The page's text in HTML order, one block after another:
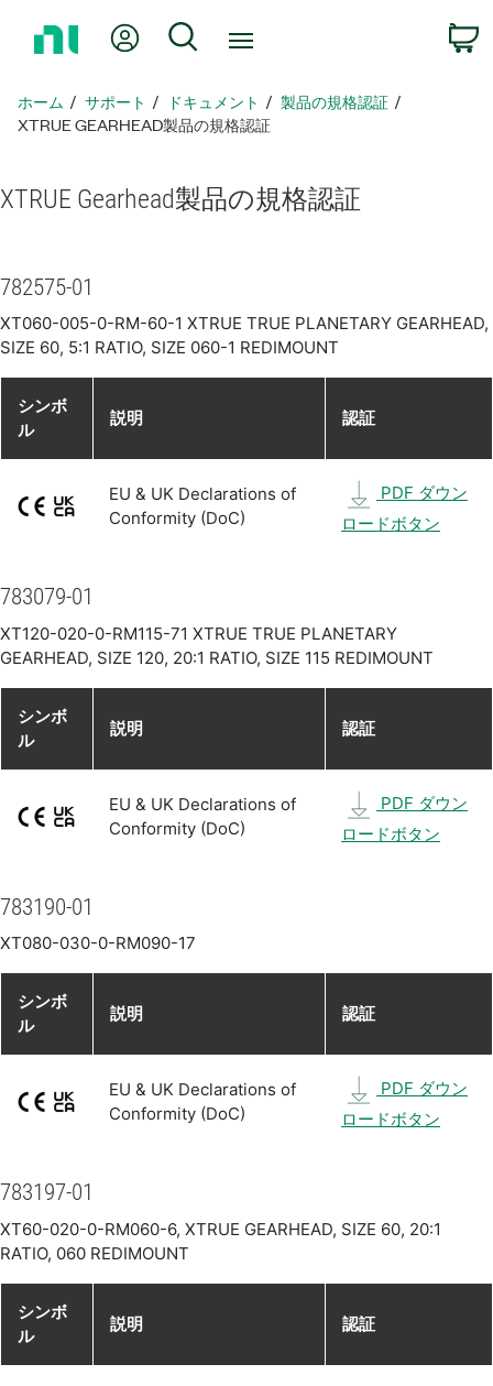
ペ
ー
戻
Myアカウント
検索
ホーム サポート ドキュメント
製品​の​規格​認証
XTRUE GEARHEAD製品​の​規格​認証
XTRUE Gearhead製品​の​規格​認証
782575-01
XT060-005-0-RM-60-1 XTRUE TRUE PLANETARY GEARHEAD,
SIZE 60, 5:1 RATIO, SIZE 060-1 REDIMOUNT
シンボ
ル
説明 認証
EU & UK Declarations of
Conformity (DoC)
PDF ダウン
ロードボタン
783079-01
XT120-020-0-RM115-71 XTRUE TRUE PLANETARY
GEARHEAD, SIZE 120, 20:1 RATIO, SIZE 115 REDIMOUNT
シンボ
ル
説明 認証
EU & UK Declarations of
Conformity (DoC)
PDF ダウン
ロードボタン
783190-01
XT080-030-0-RM090-17
シンボ
ル
説明 認証
EU & UK Declarations of
Conformity (DoC)
PDF ダウン
ロードボタン
783197-01
XT60-020-0-RM060-6, XTRUE GEARHEAD, SIZE 60, 20:1
RATIO, 060 REDIMOUNT
シンボ
ル
説明 認証